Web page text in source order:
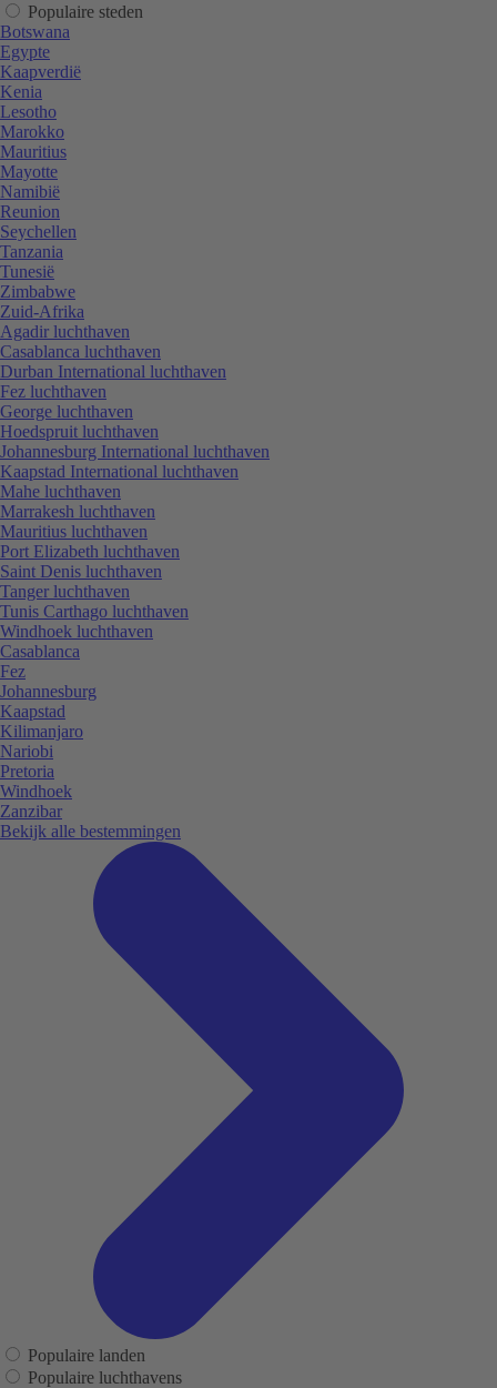
Populaire steden
Botswana
Egypte
Kaapverdië
Kenia
Lesotho
Marokko
Mauritius
Mayotte
Namibië
Reunion
Seychellen
Tanzania
Tunesië
Zimbabwe
Zuid-Afrika
Agadir luchthaven
Casablanca luchthaven
Durban International luchthaven
Fez luchthaven
George luchthaven
Hoedspruit luchthaven
Johannesburg International luchthaven
Kaapstad International luchthaven
Mahe luchthaven
Marrakesh luchthaven
Mauritius luchthaven
Port Elizabeth luchthaven
Saint Denis luchthaven
Tanger luchthaven
Tunis Carthago luchthaven
Windhoek luchthaven
Casablanca
Fez
Johannesburg
Kaapstad
Kilimanjaro
Nariobi
Pretoria
Windhoek
Zanzibar
Bekijk alle bestemmingen
Populaire landen
Populaire luchthavens